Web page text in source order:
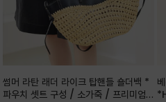
썸머 라탄 래더 라이크 탑핸들 숄더백 *
파우치 셋트 구성 / 소가죽 / 프리미엄